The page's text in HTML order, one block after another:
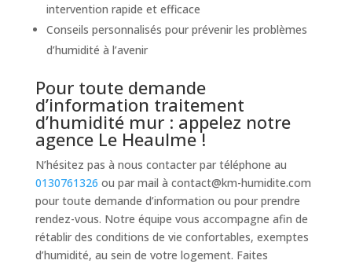
intervention rapide et efficace
Conseils personnalisés pour prévenir les problèmes
d’humidité à l’avenir
Pour toute demande
d’information traitement
d’humidité mur : appelez notre
agence Le Heaulme !
N’hésitez pas à nous contacter par téléphone au
0130761326 ou par mail à contact@km-humidite.com
pour toute demande d’information ou pour prendre
rendez-vous. Notre équipe vous accompagne afin de
rétablir des conditions de vie confortables, exemptes
d’humidité, au sein de votre logement. Faites